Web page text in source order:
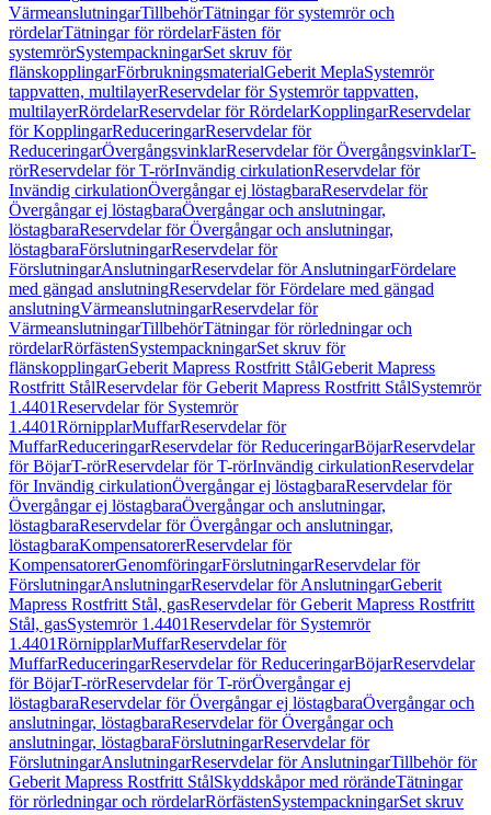
VärmeanslutningarTillbehörTätningar för systemrör och
rördelarTätningar för rördelarFästen för
systemrörSystempackningarSet skruv för
flänskopplingarFörbrukningsmaterialGeberit MeplaSystemrör
tappvatten, multilayerReservdelar för Systemrör tappvatten,
multilayerRördelarReservdelar för RördelarKopplingarReservdelar
för KopplingarReduceringarReservdelar för
ReduceringarÖvergångsvinklarReservdelar för ÖvergångsvinklarT-
rörReservdelar för T-rörInvändig cirkulationReservdelar för
Invändig cirkulationÖvergångar ej löstagbaraReservdelar för
Övergångar ej löstagbaraÖvergångar och anslutningar,
löstagbaraReservdelar för Övergångar och anslutningar,
löstagbaraFörslutningarReservdelar för
FörslutningarAnslutningarReservdelar för AnslutningarFördelare
med gängad anslutningReservdelar för Fördelare med gängad
anslutningVärmeanslutningarReservdelar för
VärmeanslutningarTillbehörTätningar för rörledningar och
rördelarRörfästenSystempackningarSet skruv för
flänskopplingarGeberit Mapress Rostfritt StålGeberit Mapress
Rostfritt StålReservdelar för Geberit Mapress Rostfritt StålSystemrör
1.4401Reservdelar för Systemrör
1.4401RörnipplarMuffarReservdelar för
MuffarReduceringarReservdelar för ReduceringarBöjarReservdelar
för BöjarT-rörReservdelar för T-rörInvändig cirkulationReservdelar
för Invändig cirkulationÖvergångar ej löstagbaraReservdelar för
Övergångar ej löstagbaraÖvergångar och anslutningar,
löstagbaraReservdelar för Övergångar och anslutningar,
löstagbaraKompensatorerReservdelar för
KompensatorerGenomföringarFörslutningarReservdelar för
FörslutningarAnslutningarReservdelar för AnslutningarGeberit
Mapress Rostfritt Stål, gasReservdelar för Geberit Mapress Rostfritt
Stål, gasSystemrör 1.4401Reservdelar för Systemrör
1.4401RörnipplarMuffarReservdelar för
MuffarReduceringarReservdelar för ReduceringarBöjarReservdelar
för BöjarT-rörReservdelar för T-rörÖvergångar ej
löstagbaraReservdelar för Övergångar ej löstagbaraÖvergångar och
anslutningar, löstagbaraReservdelar för Övergångar och
anslutningar, löstagbaraFörslutningarReservdelar för
FörslutningarAnslutningarReservdelar för AnslutningarTillbehör för
Geberit Mapress Rostfritt StålSkyddskåpor med rörändeTätningar
för rörledningar och rördelarRörfästenSystempackningarSet skruv